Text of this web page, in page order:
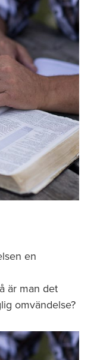
en
är man det
omvändelse?